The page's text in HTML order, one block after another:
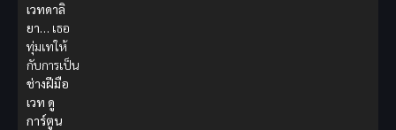
เวทดาลิ
ยา… เธอ
ทุ่มเทให้
กับการเป็น
ช่างฝีมือ
เวท ดู
การ์ตูน